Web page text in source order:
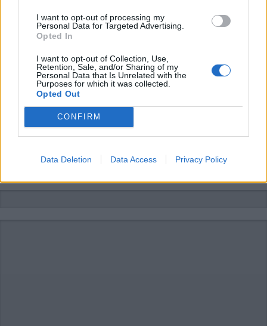
I want to opt-out of processing my
Personal Data for Targeted Advertising.
Opted In
I want to opt-out of Collection, Use,
Retention, Sale, and/or Sharing of my
Personal Data that Is Unrelated with the
Purposes for which it was collected.
Opted Out
CONFIRM
Data Deletion Data Access Privacy Policy